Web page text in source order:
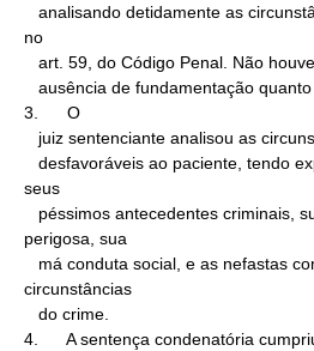
no
3.      O
seus
perigosa, sua
circunstâncias
4.      A sentença condenatória